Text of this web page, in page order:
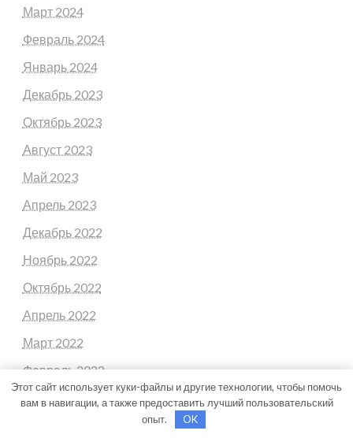
Март 2024
Февраль 2024
Январь 2024
Декабрь 2023
Октябрь 2023
Август 2023
Май 2023
Апрель 2023
Декабрь 2022
Ноябрь 2022
Октябрь 2022
Апрель 2022
Март 2022
Февраль 2022
Январь 2022
Этот сайт использует куки-файлы и другие технологии, чтобы помочь
вам в навигации, а также предоставить лучший пользовательский
опыт.
OK